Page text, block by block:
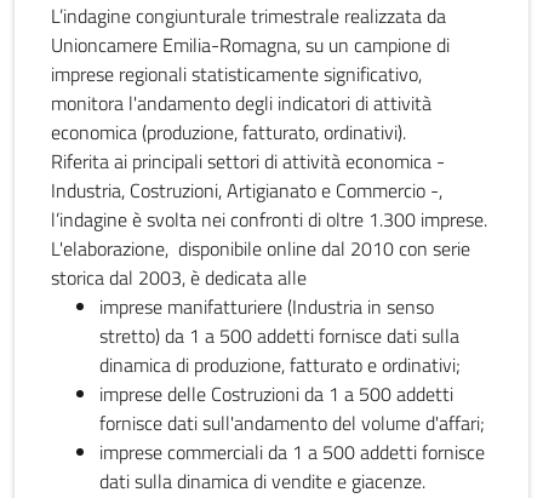
L’indagine congiunturale trimestrale realizzata da
Unioncamere Emilia-Romagna, su un campione di
imprese regionali statisticamente significativo,
monitora l'andamento degli indicatori di attività
economica (produzione, fatturato, ordinativi).
Riferita ai principali settori di attività economica -
Industria, Costruzioni, Artigianato e Commercio -,
l’indagine è svolta nei confronti di oltre 1.300 imprese.
L'elaborazione, disponibile online dal 2010 con serie
storica dal 2003, è dedicata alle
imprese manifatturiere (Industria in senso
stretto) da 1 a 500 addetti fornisce dati sulla
dinamica di produzione, fatturato e ordinativi;
imprese delle Costruzioni da 1 a 500 addetti
fornisce dati sull'andamento del volume d'affari;
imprese commerciali da 1 a 500 addetti fornisce
dati sulla dinamica di vendite e giacenze.